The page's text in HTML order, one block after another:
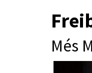
Més